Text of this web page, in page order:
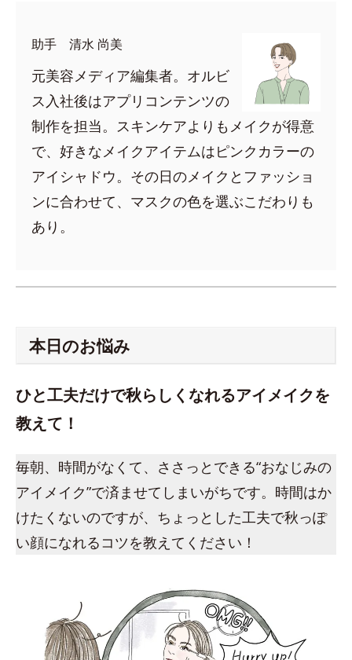
助手 清水 尚美
元美容メディア編集者。オルビ
ス入社後はアプリコンテンツの
制作を担当。スキンケアよりもメイクが得意
で、好きなメイクアイテムはピンクカラーの
アイシャドウ。その日のメイクとファッショ
ンに合わせて、マスクの色を選ぶこだわりも
あり。
本日のお悩み
ひと工夫だけで秋らしくなれるアイメイクを
教えて！
毎朝、時間がなくて、ささっとできる“おなじみの
アイメイク”で済ませてしまいがちです。時間はか
けたくないのですが、ちょっとした工夫で秋っぽ
い顔になれるコツを教えてください！